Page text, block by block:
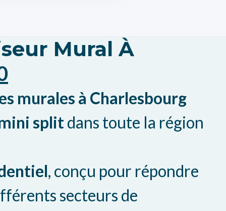
Mural À
murales à Charlesbourg
splitdans toute la région
, conçu pour répondre
secteurs de